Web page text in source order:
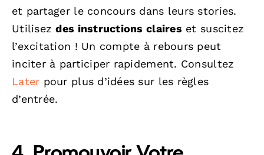
et partager le concours dans leurs stories.
Utilisezdes instructions claires et suscitez
l’excitation ! Un compte à rebours peut
inciter à participer rapidement. Consultez
Later pour plus d’idées sur les règles
d’entrée.